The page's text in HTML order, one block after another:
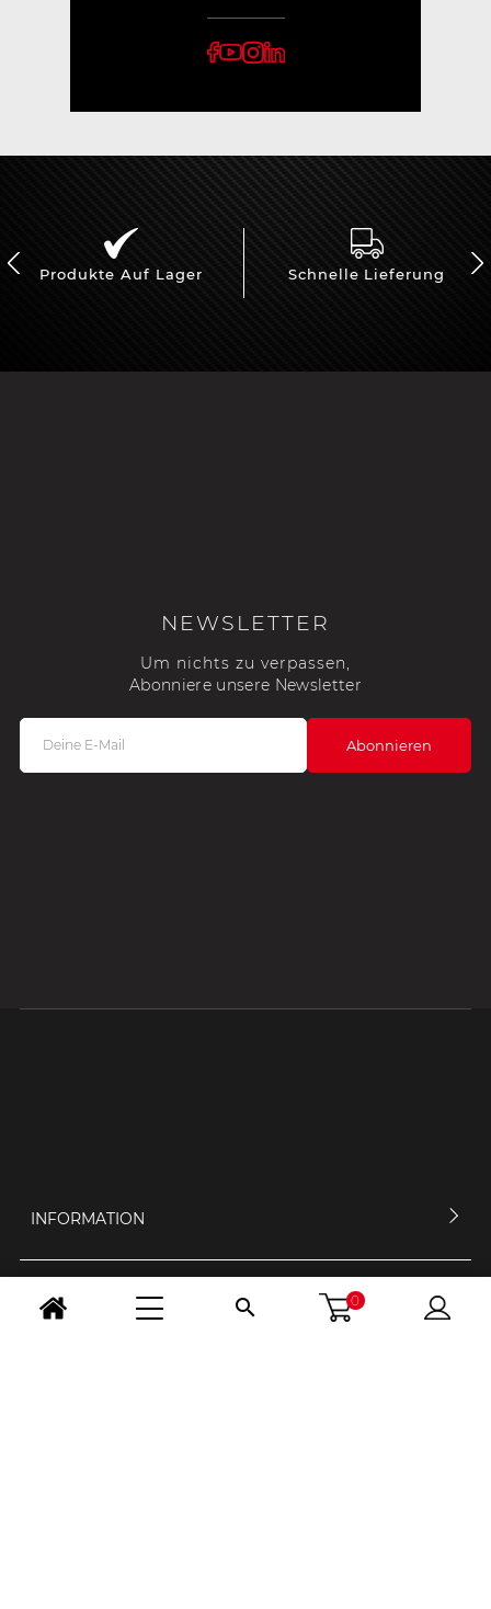
Produkte Auf Lager Schnelle Lieferung
NEWSLETTER
Um nichts zu verpassen,
Abonniere unsere Newsletter
INFORMATION
MEIN KONTO  0